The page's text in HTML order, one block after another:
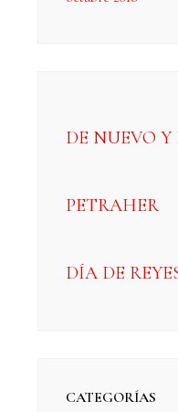
DE NUEVO
PETRAHER
DÍA DE
CATEGORÍAS